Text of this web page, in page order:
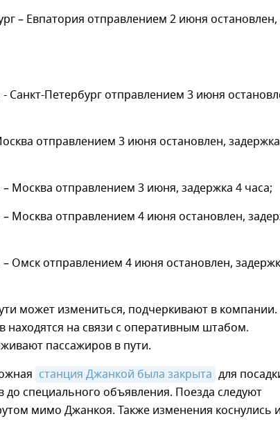
– Евпатория отправлением 2 июня остановлен,
Петербург отправлением 3 июня
отправлением 3 июня остановлен,
Москва отправлением 3 июня, задержка 4 часа;
Москва отправлением 4 июня остановлен,
Омск отправлением 4 июня остановлен,
может измениться, подчеркивают в компании.
находятся на связи с оперативным штабом.
пассажиров в пути.
станция Джанкой была закрыта для
до специального объявления. Поезда следуют
мимо Джанкоя. Также изменения коснулись и